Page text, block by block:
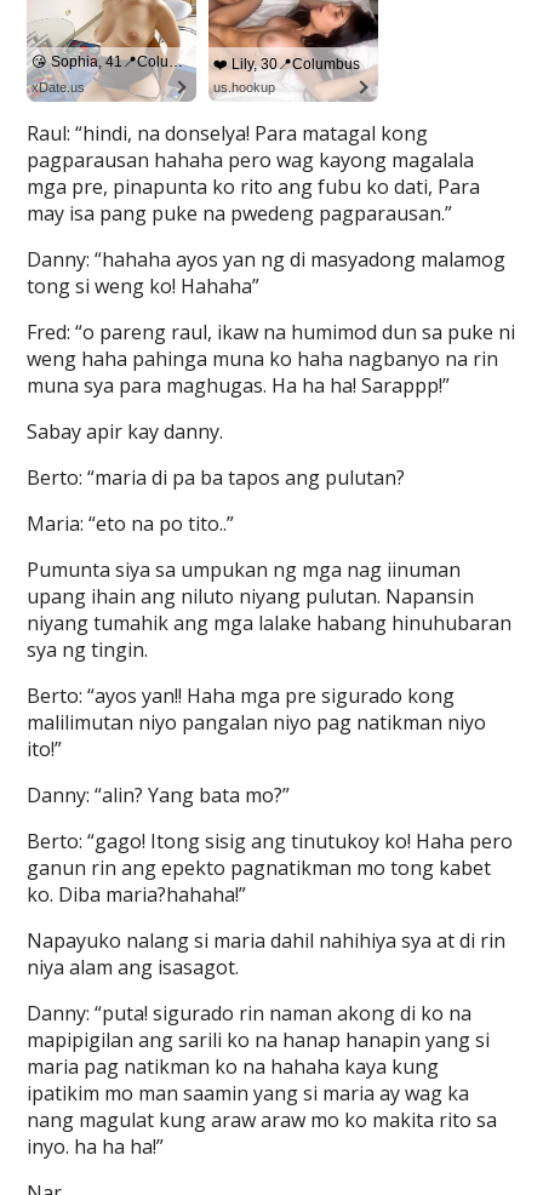
Raul: “hindi, na donselya! Para matagal kong
pagparausan hahaha pero wag kayong magalala
mga pre, pinapunta ko rito ang fubu ko dati, Para
may isa pang puke na pwedeng pagparausan.”
Danny: “hahaha ayos yan ng di masyadong malamog
tong si weng ko! Hahaha”
Fred: “o pareng raul, ikaw na humimod dun sa puke ni
weng haha pahinga muna ko haha nagbanyo na rin
muna sya para maghugas. Ha ha ha! Sarappp!”
Sabay apir kay danny.
Berto: “maria di pa ba tapos ang pulutan?
Maria: “eto na po tito..”
Pumunta siya sa umpukan ng mga nag iinuman
upang ihain ang niluto niyang pulutan. Napansin
niyang tumahik ang mga lalake habang hinuhubaran
sya ng tingin.
Berto: “ayos yan!! Haha mga pre sigurado kong
malilimutan niyo pangalan niyo pag natikman niyo
ito!”
Danny: “alin? Yang bata mo?”
Berto: “gago! Itong sisig ang tinutukoy ko! Haha pero
ganun rin ang epekto pagnatikman mo tong kabet
ko. Diba maria?hahaha!”
Napayuko nalang si maria dahil nahihiya sya at di rin
niya alam ang isasagot.
Danny: “puta! sigurado rin naman akong di ko na
mapipigilan ang sarili ko na hanap hanapin yang si
maria pag natikman ko na hahaha kaya kung
ipatikim mo man saamin yang si maria ay wag ka
nang magulat kung araw araw mo ko makita rito sa
inyo. ha ha ha!”